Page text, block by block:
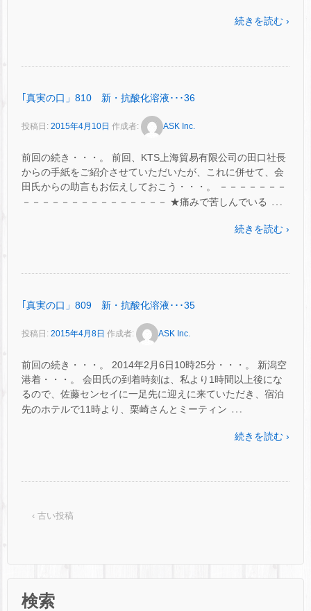
続きを読む ›
｢真実の口」810 新・抗酸化溶液･･･36
投稿日: 2015年4月10日 作成者: ASK Inc.
前回の続き・・・。 前回、KTS上海貿易有限公司の田口社長
からの手紙をご紹介させていただいたが、これに併せて、会
田氏からの助言もお伝えしておこう・・・。 －－－－－－－
－－－－－－－－－－－－－－－ ★痛みで苦しんでいる …
続きを読む ›
｢真実の口」809 新・抗酸化溶液･･･35
投稿日: 2015年4月8日 作成者: ASK Inc.
前回の続き・・・。 2014年2月6日10時25分・・・。 新潟空
港着・・・。 会田氏の到着時刻は、私より1時間以上後にな
るので、佐藤センセイに一足先に迎えに来ていただき、宿泊
先のホテルで11時より、栗崎さんとミーティン …
続きを読む ›
‹ 古い投稿
検索